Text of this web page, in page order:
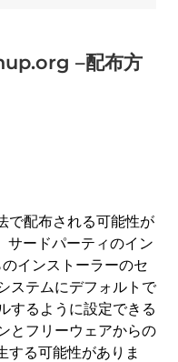
–配布方
で配布される可能性が
サードパーティのイン
インストーラーのセ
ステムにデフォルトで
するように設定できる
とフリーウェアからの
する可能性がありま